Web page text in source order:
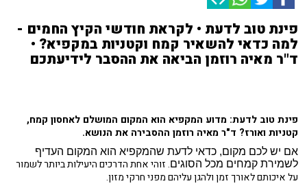
פינת טוב לדעת • לקראת חודשי הקיץ החמים -
למה כדאי להשאיר קמח וקטניות במקפיא? •
ד"ר מאיה רוזמן הביאה את ההסבר לידיעתכם
פינת טוב לדעת: מדוע המקפיא הוא המקום המושלם לאחסון קמח,
קטניות ואורז? ד"ר מאיה רוזמן ההסבירה את הנושא.
אם יש לכם מקום, כדאי לדעת שהמקפיא הוא המקום העדיף
לשמירת קמחים מכל הסוגים. זוהי אחת הדרכים היעילות ביותר לשמור
על איכותם לאורך זמן ולהגן עליהם מפני חרקי מזון.